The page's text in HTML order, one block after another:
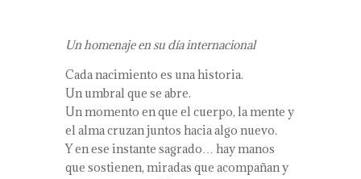
Un homenaje en su día internacional
Cada nacimiento es una historia.
Un umbral que se abre.
Un momento en que el cuerpo, la mente y
el alma cruzan juntos hacia algo nuevo.
Y en ese instante sagrado… hay manos
que sostienen, miradas que acompañan y